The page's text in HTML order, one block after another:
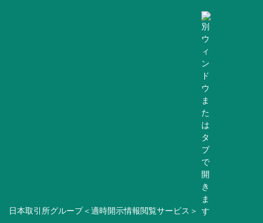
日本取引所グループ＜適時開示情報閲覧サービス＞